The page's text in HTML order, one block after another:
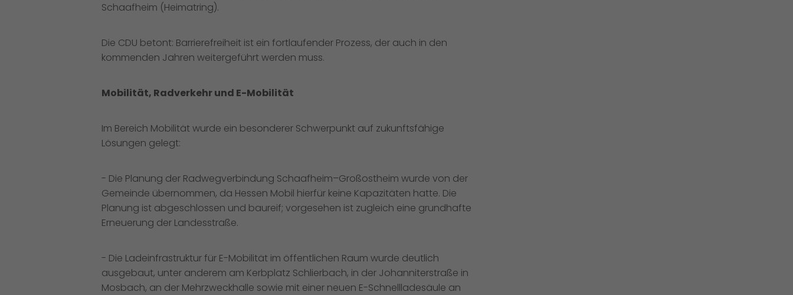
Schaafheim (Heimatring).
Die CDU betont: Barrierefreiheit ist ein fortlaufender Prozess, der auch in den
kommenden Jahren weitergeführt werden muss.
Mobilität, Radverkehr und E-Mobilität
Im Bereich Mobilität wurde ein besonderer Schwerpunkt auf zukunftsfähige
Lösungen gelegt:
- Die Planung der Radwegverbindung Schaafheim–Großostheim wurde von der
Gemeinde übernommen, da Hessen Mobil hierfür keine Kapazitäten hatte. Die
Planung ist abgeschlossen und baureif; vorgesehen ist zugleich eine grundhafte
Erneuerung der Landesstraße.
- Die Ladeinfrastruktur für E-Mobilität im öffentlichen Raum wurde deutlich
ausgebaut, unter anderem am Kerbplatz Schlierbach, in der Johanniterstraße in
Mosbach, an der Mehrzweckhalle sowie mit einer neuen E-Schnellladesäule an